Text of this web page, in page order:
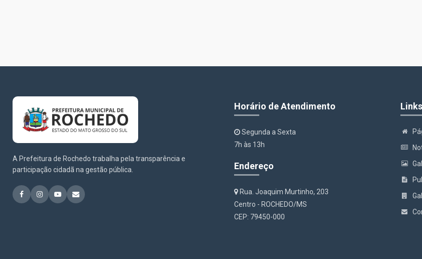
A Prefeitura de Rochedo trabalha pela transparência e
participação cidadã na gestão pública.
Horário de Atendimento
Segunda a Sexta
7h às 13h
Endereço
Rua. Joaquim Murtinho, 203
Centro - ROCHEDO/MS
CEP: 79450-000